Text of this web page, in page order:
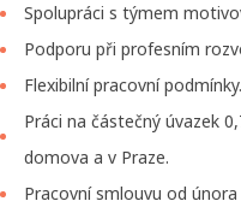
Spolupráci s týmem
Podporu při profesním
Flexibilní pracovní podmínky.
Práci na částečný úvazek
domova a v Praze.
Pracovní smlouvu od února